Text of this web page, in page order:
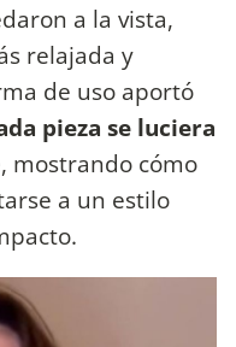
a la vista,
relajada y
de uso aportó
pieza se luciera
mostrando cómo
a un estilo